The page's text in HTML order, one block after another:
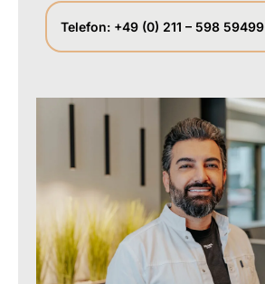
Telefon: +49 (0) 211 – 598 59499